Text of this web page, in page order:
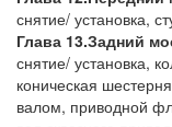
снятие/ установка,
Глава 13.Задний
снятие/ установка,
коническая
валом, приводной